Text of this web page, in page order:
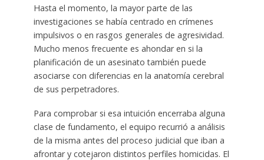
Hasta el momento, la mayor parte de las
investigaciones se había centrado en crímenes
impulsivos o en rasgos generales de agresividad.
Mucho menos frecuente es ahondar en si la
planificación de un asesinato también puede
asociarse con diferencias en la anatomía cerebral
de sus perpetradores.
Para comprobar si esa intuición encerraba alguna
clase de fundamento, el equipo recurrió a análisis
de la misma antes del proceso judicial que iban a
afrontar y cotejaron distintos perfiles homicidas. El